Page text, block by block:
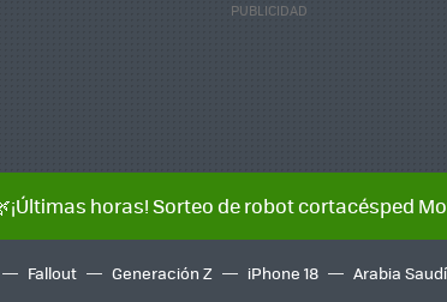
horas! Sorteo de robot cortacésped
Fallout Generación Z iPhone 18 Arabia Saudí